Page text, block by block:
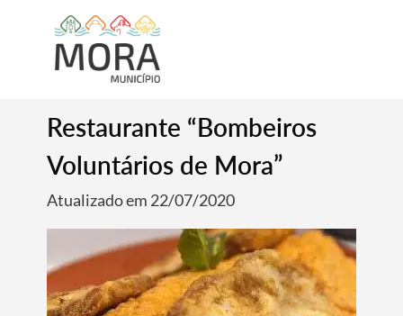
Restaurante “Bombeiros
Voluntários de Mora”
Atualizado em 22/07/2020